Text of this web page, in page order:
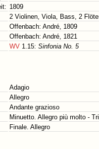
1809
2 Violinen, Viola, Bass, 2
Offenbach: André, 1809
Offenbach: André, 1821
WV 1.15: Sinfonia No. 5
Adagio
Allegro
Andante grazioso
Minuetto. Allegro più molto -
Finale. Allegro